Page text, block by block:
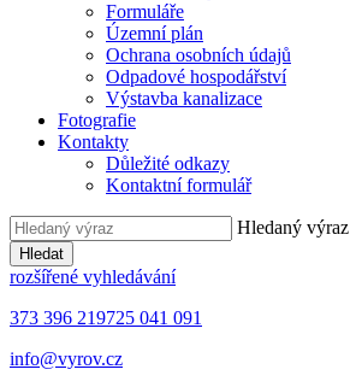
Formuláře
Územní plán
Ochrana osobních údajů
Odpadové hospodářství
Výstavba kanalizace
Fotografie
Kontakty
Důležité odkazy
Kontaktní formulář
Hledaný výraz
Hledat
rozšířené vyhledávání
373 396 219725 041 091
info@vyrov.cz